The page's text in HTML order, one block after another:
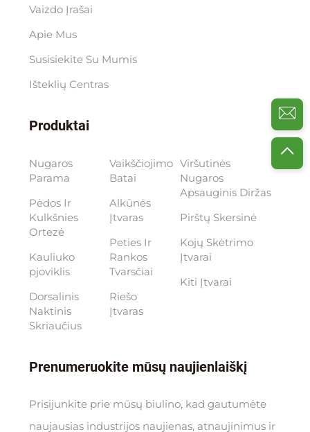
Vaizdo Įrašai
Apie Mus
Susisiekite Su Mumis
Išteklių Centras
Produktai
Nugaros
Parama
Pėdos Ir
Kulkšnies
Ortezė
Kauliuko
pjoviklis
Dorsalinis
Naktinis
Skriaučius
Vaikščiojimo
Batai
Alkūnės
Įtvaras
Peties Ir
Rankos
Tvarsčiai
Riešo
Įtvaras
Viršutinės
Nugaros
Apsauginis Diržas
Pirštų Skersinė
Kojų Skėtrimo
Įtvarai
Kiti Įtvarai
Prenumeruokite mūsų naujienlaiškį
Prisijunkite prie mūsų biulino, kad gautumėte
naujausias industrijos naujienas, atnaujinimus ir